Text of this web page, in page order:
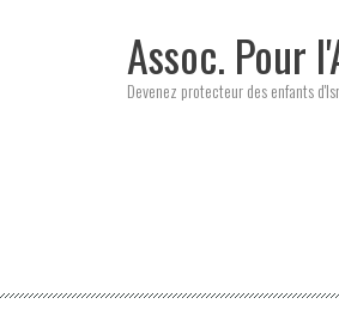
Assoc. Pour
Devenez protecteur des enfants